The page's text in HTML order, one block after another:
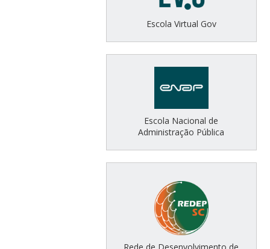
Escola Virtual Gov
Escola Nacional de
Administração Pública